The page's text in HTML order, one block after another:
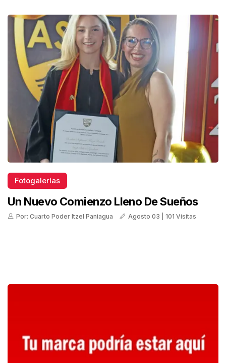
Fotogalerías
Un Nuevo Comienzo Lleno De Sueños
Por: Cuarto Poder Itzel Paniagua Agosto 03 | 101 Visitas